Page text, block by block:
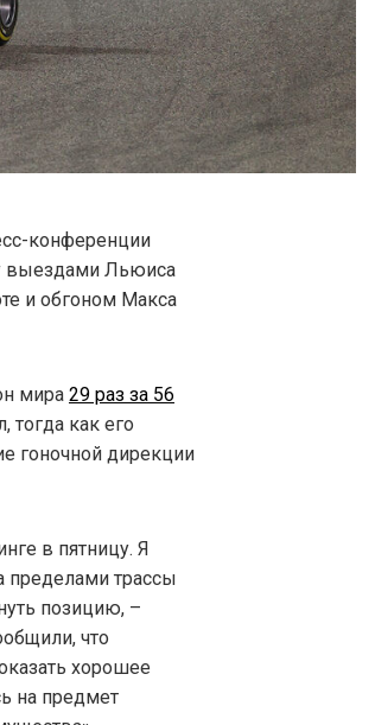
конференции
выездами Льюиса
и обгоном Макса
мира 29 раз за 56
тогда как его
гоночной дирекции
в пятницу. Я
пределами трассы
позицию, –
что
хорошее
на предмет